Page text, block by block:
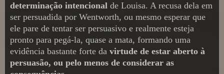
determinação intencional de Louisa. A recusa dela em
ser persuadida por Wentworth, ou mesmo esperar que
ele pare de tentar ser persuasivo e realmente esteja
pronto para pegá-la, quase a mata, formando uma
evidência bastante forte da virtude de estar aberto à
persuasão, ou pelo menos de considerar as